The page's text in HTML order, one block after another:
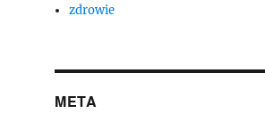
zdrowie
META